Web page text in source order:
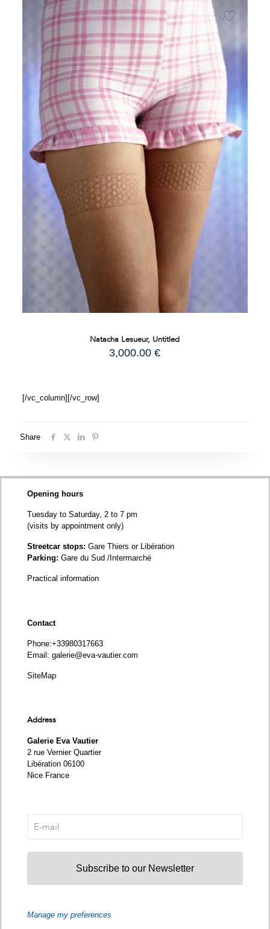
Natacha Lesueur, Untitled
3,000.00€
[/vc_column][/vc_row]
Share
Opening hours
Tuesday to Saturday, 2 to 7 pm
(visits by appointment only)
Streetcar stops: Gare Thiers or Libération
Parking: Gare du Sud /Intermarché
Practical information
Contact
Phone:+33980317663
Email: galerie@eva-vautier.com
SiteMap
Address
Galerie Eva Vautier
2 rue Vernier Quartier
Libération 06100
Nice France
Subscribe to our Newsletter
Manage my preferences